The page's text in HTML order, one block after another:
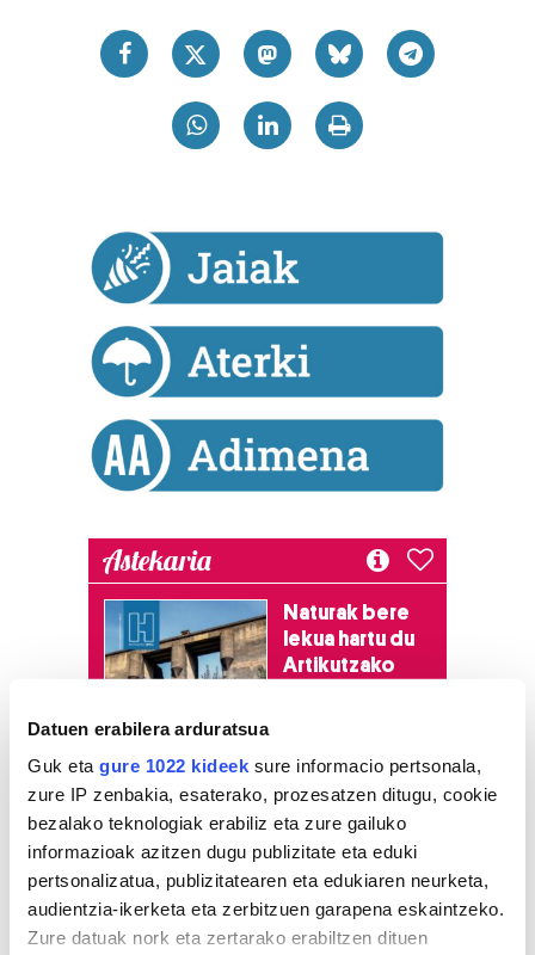
Datuen erabilera arduratsua
Guk eta gure 1022 kideek sure informacio pertsonala,
zure IP zenbakia, esaterako, prozesatzen ditugu, cookie
bezalako teknologiak erabiliz eta zure gailuko
informazioak azitzen dugu publizitate eta eduki
pertsonalizatua, publizitatearen eta edukiaren neurketa,
audientzia-ikerketa eta zerbitzuen garapena eskaintzeko.
Zure datuak nork eta zertarako erabiltzen dituen
Astekaria
Naturak bere
lekua hartu du
Artikutzako
Azken egunetako irakurrienak
KASek salatu du